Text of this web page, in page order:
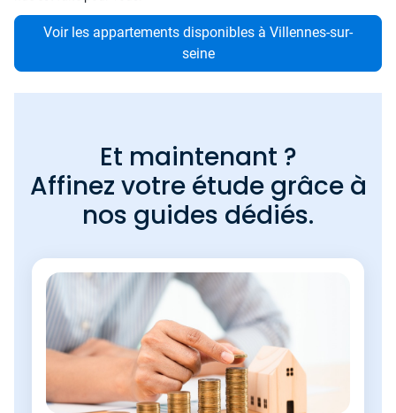
Voir les appartements disponibles à Villennes-sur-
seine
Et maintenant ?
Affinez votre étude grâce à
nos guides dédiés.